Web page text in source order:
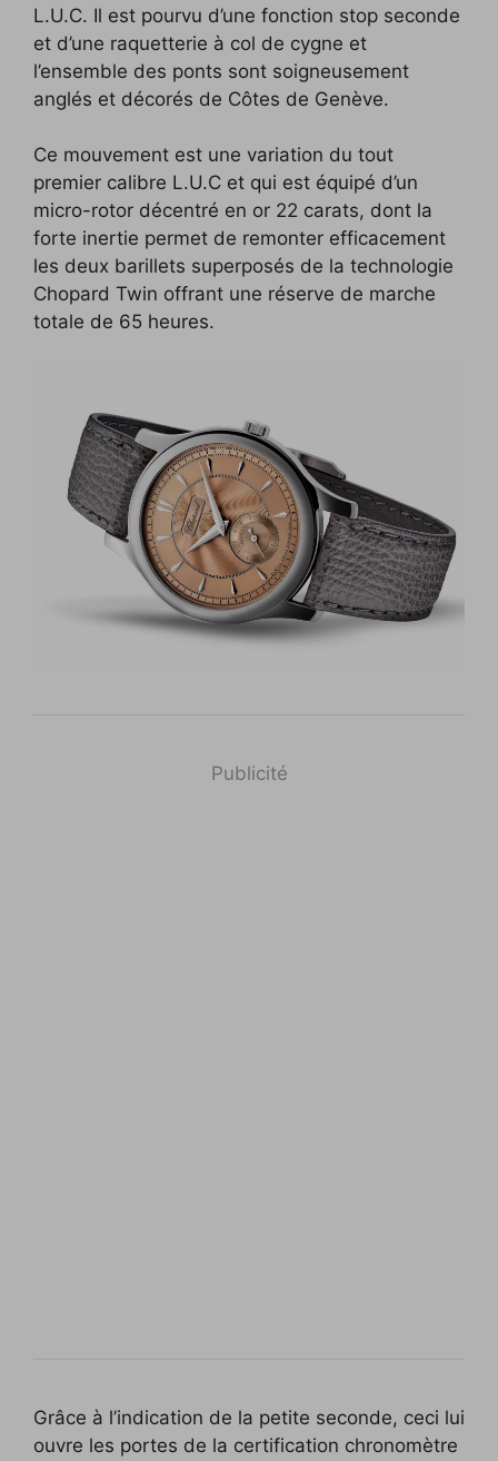
L.U.C. Il est pourvu d’une fonction stop seconde
et d’une raquetterie à col de cygne et
l’ensemble des ponts sont soigneusement
anglés et décorés de Côtes de Genève.
Ce mouvement est une variation du tout
premier calibre L.U.C et qui est équipé d’un
micro-rotor décentré en or 22 carats, dont la
forte inertie permet de remonter efficacement
les deux barillets superposés de la technologie
Chopard Twin offrant une réserve de marche
totale de 65 heures.
Publicité
Grâce à l’indication de la petite seconde, ceci lui
ouvre les portes de la certification chronomètre